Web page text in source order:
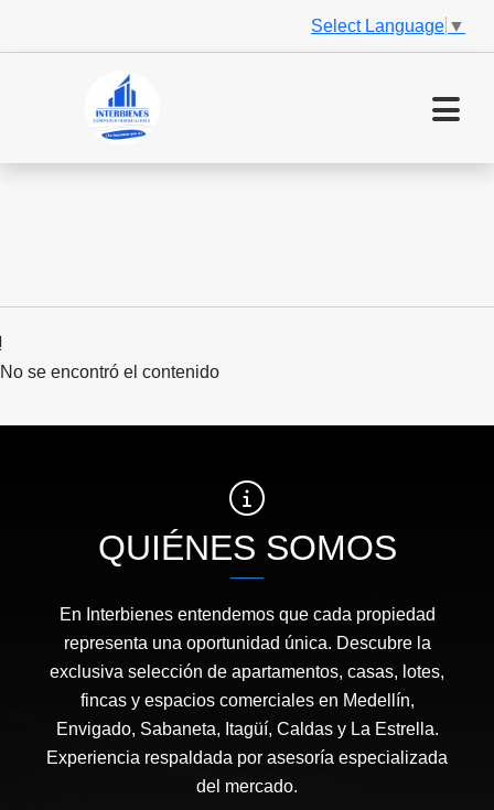
Select Language ▼
No se encontró el contenido
QUIÉNES SOMOS
En Interbienes entendemos que cada propiedad
representa una oportunidad única. Descubre la
exclusiva selección de apartamentos, casas, lotes,
fincas y espacios comerciales en Medellín,
Envigado, Sabaneta, Itagüí, Caldas y La Estrella.
Experiencia respaldada por asesoría especializada
del mercado.